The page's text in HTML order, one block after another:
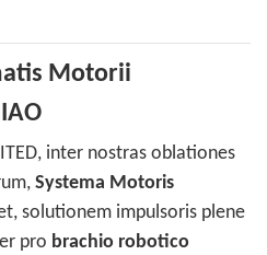
Motorii
inter nostras oblationes
Systema Motoris
solutionem impulsoris plene
pro brachio robotico